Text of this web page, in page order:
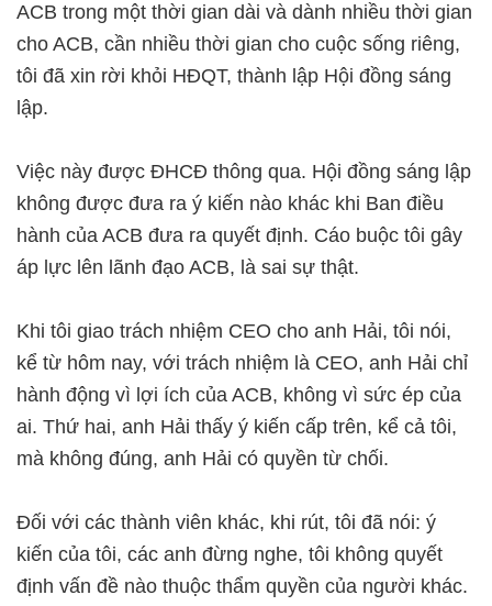
ACB trong một thời gian dài và dành nhiều thời gian
cho ACB, cần nhiều thời gian cho cuộc sống riêng,
tôi đã xin rời khỏi HĐQT, thành lập Hội đồng sáng
lập.
Việc này được ĐHCĐ thông qua. Hội đồng sáng lập
không được đưa ra ý kiến nào khác khi Ban điều
hành của ACB đưa ra quyết định. Cáo buộc tôi gây
áp lực lên lãnh đạo ACB, là sai sự thật.
Khi tôi giao trách nhiệm CEO cho anh Hải, tôi nói,
kể từ hôm nay, với trách nhiệm là CEO, anh Hải chỉ
hành động vì lợi ích của ACB, không vì sức ép của
ai. Thứ hai, anh Hải thấy ý kiến cấp trên, kể cả tôi,
mà không đúng, anh Hải có quyền từ chối.
Đối với các thành viên khác, khi rút, tôi đã nói: ý
kiến của tôi, các anh đừng nghe, tôi không quyết
định vấn đề nào thuộc thẩm quyền của người khác.